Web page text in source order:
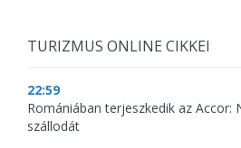
TURIZMUS ONLINE CIKKEI
22:59
Romániában terjeszkedik az Accor:
szállodát